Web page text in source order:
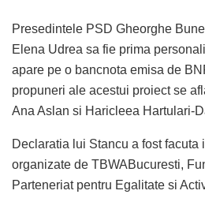
Presedintele PSD Gheorghe
Elena Udrea sa fie prima
apare pe o bancnota emisa de
propuneri ale acestui proiect se
Ana Aslan si Haricleea Hartulari-
Declaratia lui Stancu a fost facuta
organizate de TBWABucuresti,
Parteneriat pentru Egalitate si